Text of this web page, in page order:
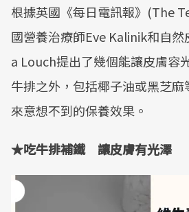
根據英國《每日電訊報》(The
國營養治療師Eve Kalinik和自
a Louch提出了幾個能讓皮膚容
牛排之外，包括椰子油或黑芝
來意想不到的保養效果。
★吃牛排補鐵 讓皮膚有光澤